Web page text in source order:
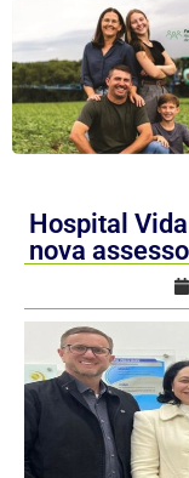
Hospital
nova